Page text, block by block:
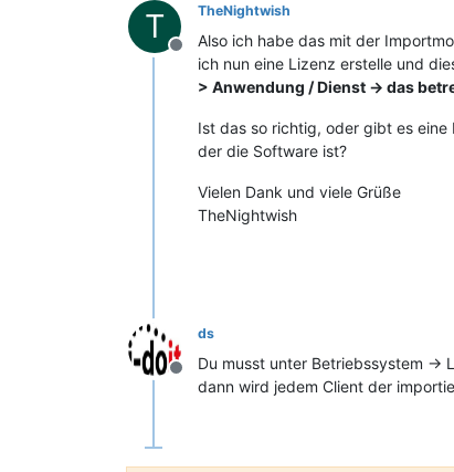
T
Offline
TheNightwish
Also ich habe das mit der
ich nun eine Lizenz erstelle und
> Anwendung / Dienst -> das
Ist das so richtig, oder gibt es
der die Software ist?
Vielen Dank und viele Grüße
TheNightwish
Offline
ds
Du musst unter Betriebssystem ->
dann wird jedem Client der